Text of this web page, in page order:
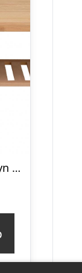
ROWICO Brooklyn sofabord – børstet eg m. 1 hylde (130×75)